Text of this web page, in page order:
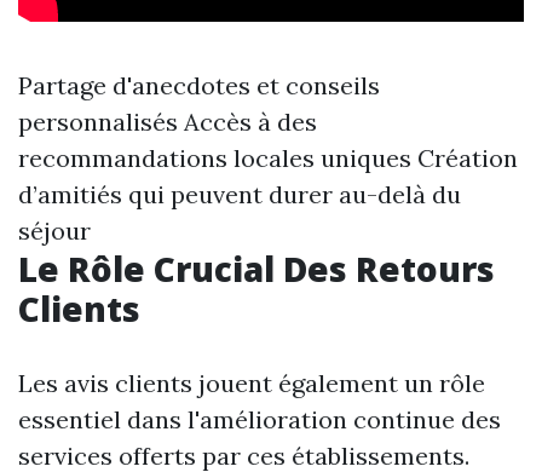
Partage d'anecdotes et conseils
personnalisés Accès à des
recommandations locales uniques Création
d’amitiés qui peuvent durer au-delà du
séjour
Le Rôle Crucial Des Retours
Clients
Les avis clients jouent également un rôle
essentiel dans l'amélioration continue des
services offerts par ces établissements.